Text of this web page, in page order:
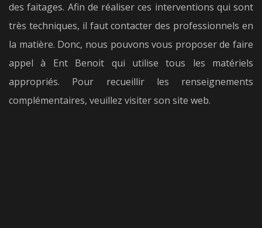
des faitages. Afin de réaliser ces interventions qui sont
très techniques, il faut contacter des professionnels en
la matière. Donc, nous pouvons vous proposer de faire
appel à Ent Benoit qui utilise tous les matériels
appropriés. Pour recueillir les renseignements
complémentaires, veuillez visiter son site web.